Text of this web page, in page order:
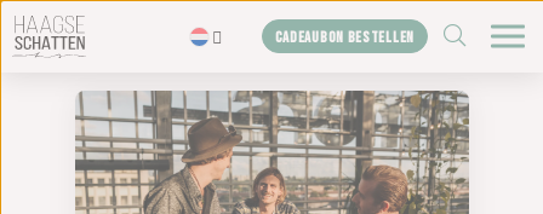
Home
De schatten
Blogs
CADEAUBON BESTELLEN ZOEKEN